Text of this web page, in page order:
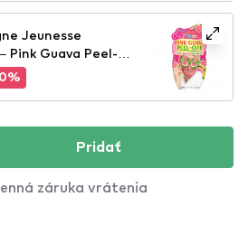
Jeunesse
Pink Guava Peel-
Pridať
záruka vrátenia